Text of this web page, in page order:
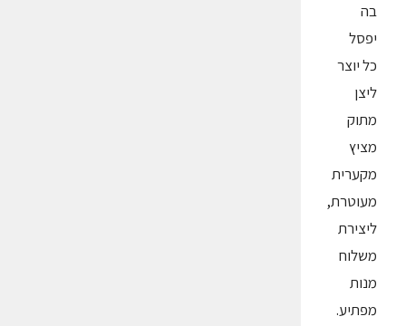
בה
יפסל
כל יוצר
ליצן
מתוק
מציץ
מקערית
מעוטרת,
ליצירת
משלוח
מנות
מפתיע.